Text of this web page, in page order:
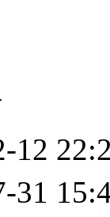
12
31